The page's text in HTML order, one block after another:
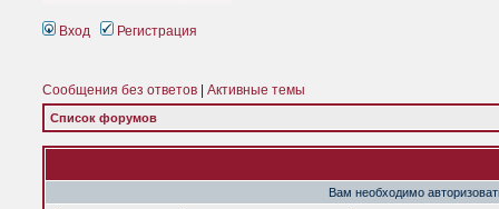
Вход Регистрация
Сообщения без ответов Активные темы
Список форумов
Вам необходимо